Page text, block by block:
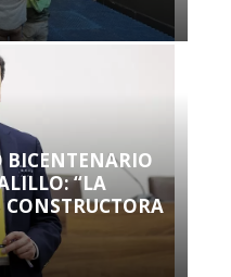
BICENTENARIO
“LA
CONSTRUCTORA